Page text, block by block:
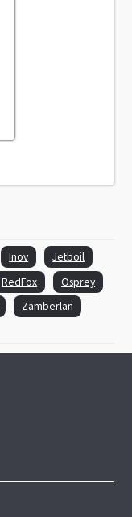
Inov
Jetboil
RedFox
Osprey
Zamberlan